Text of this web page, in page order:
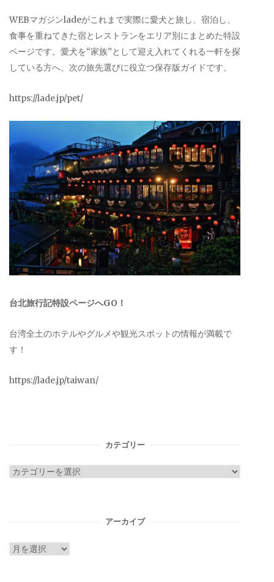
WEBマガジンladeがこれまで実際に愛犬と旅し、宿泊し、
食事を重ねてきた宿とレストランをエリア別にまとめた特設
ページです。愛犬を“家族”として迎え入れてくれる一軒を探
している方へ、次の旅先選びに役立つ保存版ガイドです。
https://lade.jp/pet/
台北旅行記特設ページへGO！
台湾全土のホテルやグルメや観光スポットの情報が満載で
す！
https://lade.jp/taiwan/
カテゴリー
カ
アーカイブ
ア